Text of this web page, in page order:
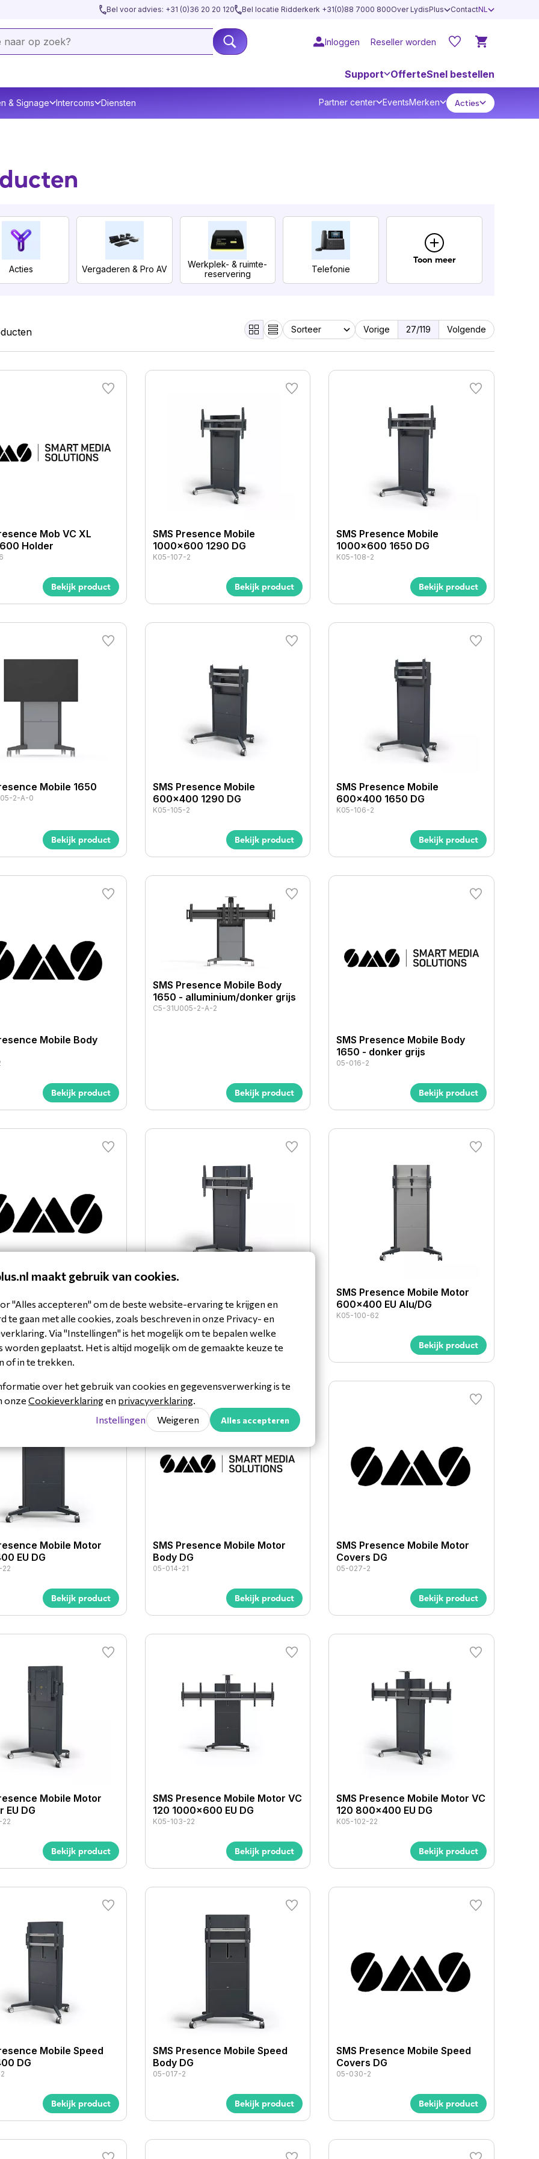
Bel voor advies: +31 (0)36 20 20 120 Bel locatie Ridderkerk +31(0)88 7000 800Over LydisPlus ContactNL
Inloggen Reseller worden
Support OfferteSnel bestellen
& Signage Intercoms Diensten Partner center EventsMerken Acties
Acties Vergaderen & Pro AV
Werkplek- & ruimte­
re­ser­vering
Telefonie
Presenteren & Pro
Toon meer
Vorige 27/119 Volgende
Mob VC XL
Holder
Bekijk product
SMS Presence Mobile
1000x600 1290 DG
K05-107-2
Bekijk product
SMS Presence Mobile
1000x600 1650 DG
K05-108-2
Bekijk product
Mobile 1650
2-A-0
Bekijk product
SMS Presence Mobile
600x400 1290 DG
K05-105-2
Bekijk product
SMS Presence Mobile
600x400 1650 DG
K05-106-2
Bekijk product
Mobile Body
Bekijk product
SMS Presence Mobile Body
1650 - alluminium/donker grijs
C5-31U005-2-A-2
Bekijk product
SMS Presence Mobile Body
1650 - donker grijs
05-016-2
Bekijk product
2-A-3
Bekijk product
1000x600 EU DG
K05-101-22
Bekijk product
SMS Presence Mobile Motor
600x400 EU Alu/DG
K05-100-62
Bekijk product
Mobile Motor
EU DG
22
Bekijk product
SMS Presence Mobile Motor
Body DG
05-014-21
Bekijk product
SMS Presence Mobile Motor
Covers DG
05-027-2
Bekijk product
Mobile Motor
EU DG
22
Bekijk product
SMS Presence Mobile Motor VC
120 1000x600 EU DG
K05-103-22
Bekijk product
SMS Presence Mobile Motor VC
120 800x400 EU DG
K05-102-22
Bekijk product
Mobile Speed
DG
Bekijk product
SMS Presence Mobile Speed
Body DG
05-017-2
Bekijk product
SMS Presence Mobile Speed
Covers DG
05-030-2
Bekijk product
maakt gebruik van cookies.
"Alles accepteren" om de beste website-ervaring te krijgen en
te gaan met alle cookies, zoals beschreven in onze Privacy- en
Via "Instellingen" is het mogelijk om te bepalen welke
worden geplaatst. Het is altijd mogelijk om de gemaakte keuze te
of in te trekken.
over het gebruik van cookies en gegevensverwerking is te
onze Cookieverklaringen privacyverklaring.
Instellingen
Weigeren Alles accepteren